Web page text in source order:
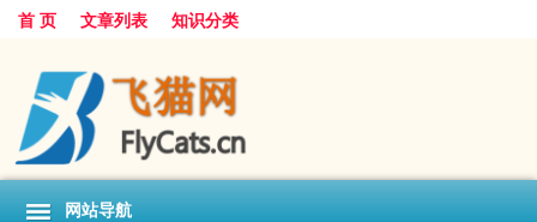
首 页 文章列表 知识分类
网站导航